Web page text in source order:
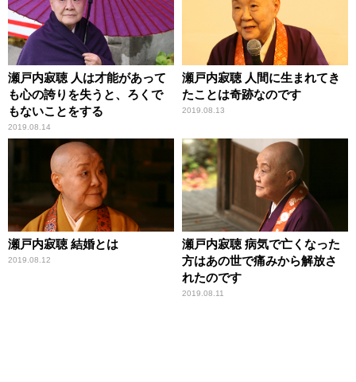
瀬戸内寂聴 人は才能があって
も心の誇りを失うと、ろくで
もないことをする
2019.08.14
瀬戸内寂聴 人間に生まれてき
たことは奇跡なのです
2019.08.13
瀬戸内寂聴 結婚とは
2019.08.12
瀬戸内寂聴 病気で亡くなった
方はあの世で痛みから解放さ
れたのです
2019.08.11